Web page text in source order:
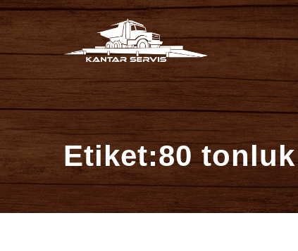
İçeriğe
atla
Kantar
Etiket:80 tonluk